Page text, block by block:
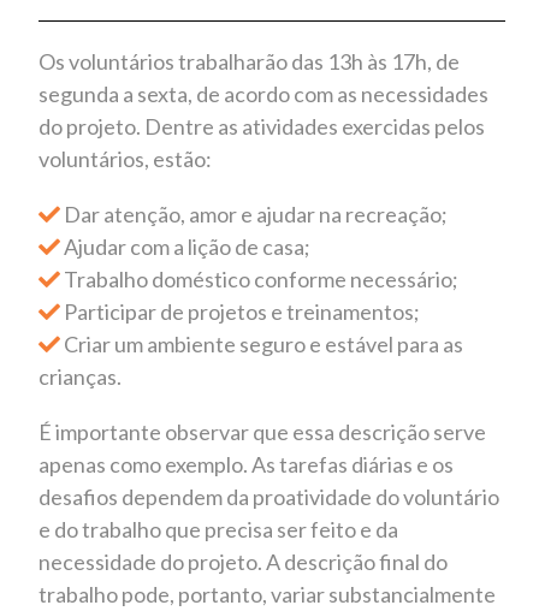
Os voluntários trabalharão das 13h às 17h, de
segunda a sexta, de acordo com as necessidades
do projeto. Dentre as atividades exercidas pelos
voluntários, estão:
Dar atenção, amor e ajudar na recreação;
Ajudar com a lição de casa;
Trabalho doméstico conforme necessário;
Participar de projetos e treinamentos;
Criar um ambiente seguro e estável para as
crianças.
É importante observar que essa descrição serve
apenas como exemplo. As tarefas diárias e os
desafios dependem da proatividade dovoluntário
e do trabalho que precisa ser feitoe da
necessidade do projeto. A descrição final do
trabalho pode, portanto, variar substancialmente